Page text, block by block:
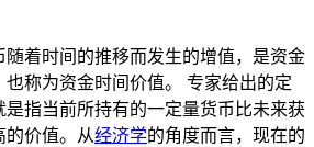
随着时间的推移而发生的增值，是资金
称为资金时间价值。 专家给出的定
是指当前所持有的一定量货币比未来获
的价值。从经济学的角度而言，现在的